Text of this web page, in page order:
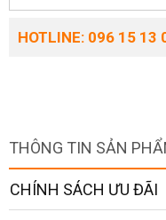
HOTLINE: 096 15 13
THÔNG TIN SẢN
CHÍNH SÁCH ƯU ĐÃI